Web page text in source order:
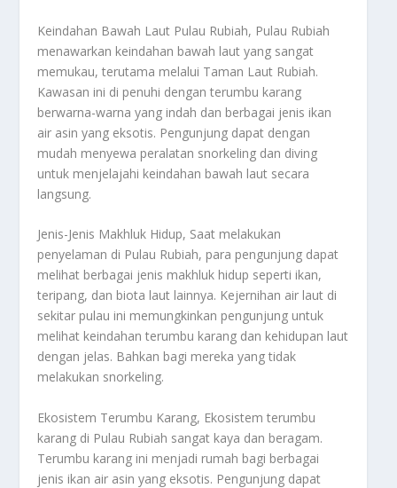
Keindahan Bawah Laut Pulau Rubiah, Pulau Rubiah
menawarkan keindahan bawah laut yang sangat
memukau, terutama melalui Taman Laut Rubiah.
Kawasan ini di penuhi dengan terumbu karang
berwarna-warna yang indah dan berbagai jenis ikan
air asin yang eksotis. Pengunjung dapat dengan
mudah menyewa peralatan snorkeling dan diving
untuk menjelajahi keindahan bawah laut secara
langsung.
Jenis-Jenis Makhluk Hidup, Saat melakukan
penyelaman di Pulau Rubiah, para pengunjung dapat
melihat berbagai jenis makhluk hidup seperti ikan,
teripang, dan biota laut lainnya. Kejernihan air laut di
sekitar pulau ini memungkinkan pengunjung untuk
melihat keindahan terumbu karang dan kehidupan laut
dengan jelas. Bahkan bagi mereka yang tidak
melakukan snorkeling.
Ekosistem Terumbu Karang, Ekosistem terumbu
karang di Pulau Rubiah sangat kaya dan beragam.
Terumbu karang ini menjadi rumah bagi berbagai
jenis ikan air asin yang eksotis. Pengunjung dapat